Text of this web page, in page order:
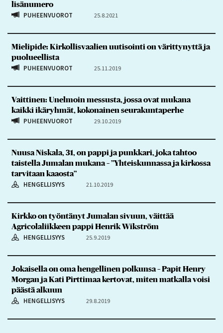
lisänumero
PUHEENVUOROT 25.8.2021
Mielipide: Kirkollisvaalien uutisointi on värittynyttä ja
puolueellista
PUHEENVUOROT 25.11.2019
Vaittinen: Unelmoin messusta, jossa ovat mukana
kaikki ikäryhmät, kokonainen seurakuntaperhe
PUHEENVUOROT 29.10.2019
Nuusa Niskala, 31, on pappi ja punkkari, joka tahtoo
taistella Jumalan mukana – ”Yhteiskunnassa ja kirkossa
tarvitaan kaaosta”
HENGELLISYYS 21.10.2019
Kirkko on työntänyt Jumalan sivuun, väittää
Agricolaliikkeen pappi Henrik Wikström
HENGELLISYYS 25.9.2019
Jokaisella on oma hengellinen polkunsa – Papit Henry
Morgan ja Kati Pirttimaa kertovat, miten matkalla voisi
päästä alkuun
HENGELLISYYS 29.8.2019